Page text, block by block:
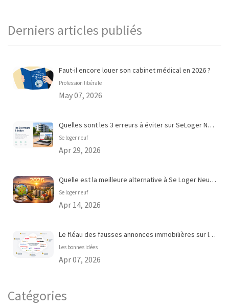
Derniers articles publiés
Faut-il encore louer son cabinet médical en 2026 ?
Profession libérale
May 07, 2026
Quelles sont les 3 erreurs à éviter sur SeLoger Neuf ?
Se loger neuf
Apr 29, 2026
Quelle est la meilleure alternative à Se Loger Neuf pour acheter dans le neuf en 2026 ?
Se loger neuf
Apr 14, 2026
Le fléau des fausses annonces immobilières sur les portails en ligne
Les bonnes idées
Apr 07, 2026
Catégories